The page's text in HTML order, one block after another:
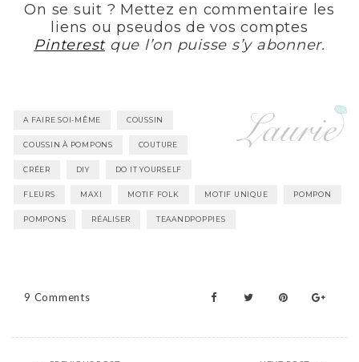
On se suit ? Mettez en commentaire les
liens ou pseudos de vos comptes
Pinterestque l’on puisse s’y abonner.
A FAIRE SOI-MÊME COUSSIN
COUSSIN À POMPONS COUTURE
CRÉER DIY DO IT YOURSELF
FLEURS MAXI MOTIF FOLK MOTIF UNIQUE POMPON
POMPONS RÉALISER TEAANDPOPPIES
9 Comments